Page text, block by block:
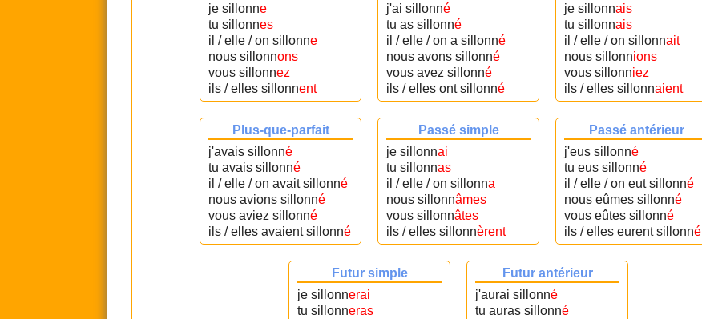
je sillonne
tu sillonnes
il / elle / on sillonne
nous sillonnons
vous sillonnez
ils / elles sillonnent
j'ai sillonné
tu as sillonné
il / elle / on a sillonné
nous avons sillonné
vous avez sillonné
ils / elles ont sillonné
je sillonnais
tu sillonnais
il / elle / on sillonnait
nous sillonnions
vous sillonniez
ils / elles sillonnaient
Plus-que-parfait
j'avais sillonné
tu avais sillonné
il / elle / on avait sillonné
nous avions sillonné
vous aviez sillonné
ils / elles avaient sillonné
Passé simple
je sillonnai
tu sillonnas
il / elle / on sillonna
nous sillonnâmes
vous sillonnâtes
ils / elles sillonnèrent
Passé antérieur
j'eus sillonné
tu eus sillonné
il / elle / on eut sillonné
nous eûmes sillonné
vous eûtes sillonné
ils / elles eurent sillonné
Futur simple
je sillonnerai
tu sillonneras
Futur antérieur
j'aurai sillonné
tu auras sillonné